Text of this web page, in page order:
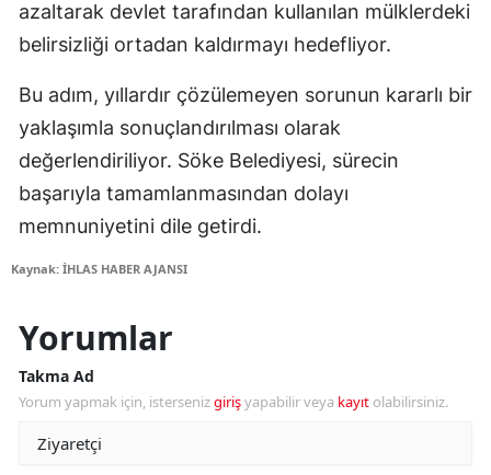
azaltarak devlet tarafından kullanılan mülklerdeki
belirsizliği ortadan kaldırmayı hedefliyor.
Bu adım, yıllardır çözülemeyen sorunun kararlı bir
yaklaşımla sonuçlandırılması olarak
değerlendiriliyor. Söke Belediyesi, sürecin
başarıyla tamamlanmasından dolayı
memnuniyetini dile getirdi.
Kaynak: İHLAS HABER AJANSI
Yorumlar
Takma Ad
Yorum yapmak için, istersenizgirişyapabilir veya kayıt olabilirsiniz.